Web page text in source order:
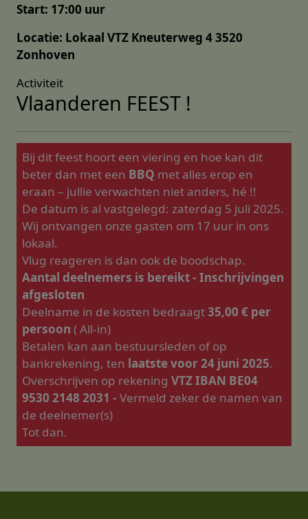
Start: 17:00 uur
Locatie: Lokaal VTZ Kneuterweg 4 3520
Zonhoven
Activiteit
Vlaanderen FEEST !
Bij dit feest hoort een viering en hoe kan dit
beter dan met een BBQ met alles erop en
eraan – jullie verwachten niet anders, hé !!
De datum is al vastgelegd: zaterdag 5 juli 2025.
Wij ontvangen onze gasten om 17 uur in ons
lokaal.
Vlug reageren is dan ook de boodschap.
Aantal deelnemers is bereikt - Inschrijvingen
afgesloten
Deelname in de kosten bedraagt35,00 € per
persoon ( All-in)
Betalen kan aan bestuursleden of op
bankrekening, ten laatste voor 24 juni 2025.
Overschrijven op rekening VTZ IBAN BE04
9530 2148 2031 - Vermeld zeker de namen van
de deelnemer(s)
Tot dan.